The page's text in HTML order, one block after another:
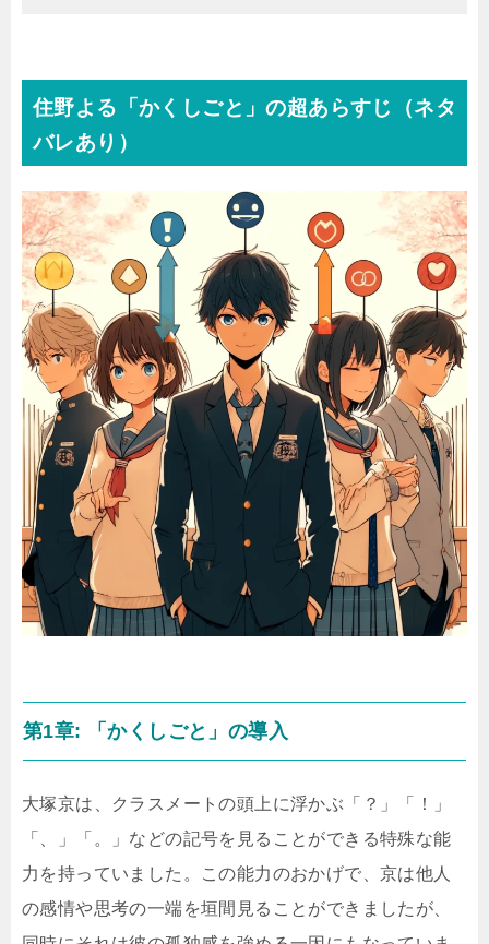
住野よる「かくしごと」の超あらすじ（ネタ
バレあり）
第1章: 「かくしごと」の導入
大塚京は、クラスメートの頭上に浮かぶ「？」「！」
「、」「。」などの記号を見ることができる特殊な能
力を持っていました。この能力のおかげで、京は他人
の感情や思考の一端を垣間見ることができましたが、